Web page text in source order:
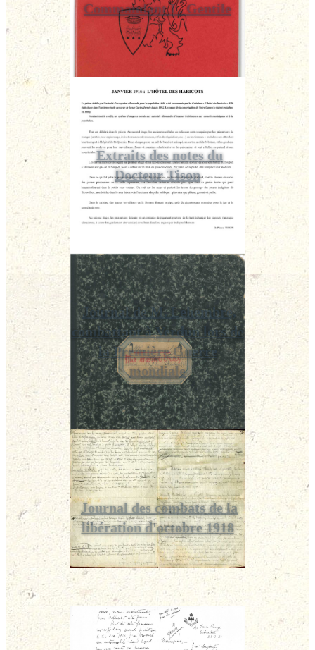
Commandant L. Gentile
Extraits des notes du
Docteur Tison
Journal de M. Lehembre,
combattant à Verdun lors de
la Première Guerre
mondiale
Journal des combats de la
libération d'octobre 1918